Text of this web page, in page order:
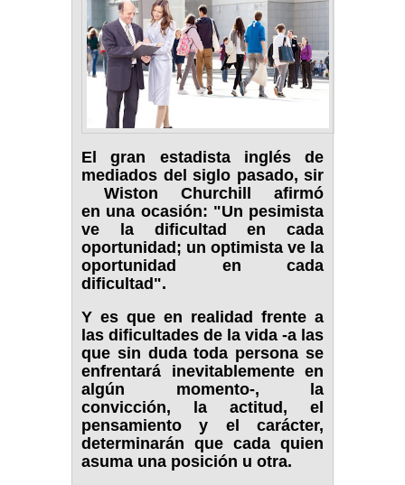
El gran estadista inglés de
mediados del siglo pasado, sir
Wiston Churchill afirmó
en una ocasión: "Un pesimista
ve la dificultad en cada
oportunidad; un optimista ve la
oportunidad en cada
dificultad".
Y es que en realidad frente a
las dificultades de la vida -a las
que sin duda toda persona se
enfrentará inevitablemente en
algún momento-, la
convicción, la actitud, el
pensamiento y el carácter,
determinarán que cada quien
asuma una posición u otra.